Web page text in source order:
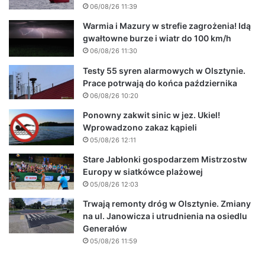
06/08/26 11:39
Warmia i Mazury w strefie zagrożenia! Idą
gwałtowne burze i wiatr do 100 km/h
06/08/26 11:30
Testy 55 syren alarmowych w Olsztynie.
Prace potrwają do końca października
06/08/26 10:20
Ponowny zakwit sinic w jez. Ukiel!
Wprowadzono zakaz kąpieli
05/08/26 12:11
Stare Jabłonki gospodarzem Mistrzostw
Europy w siatkówce plażowej
05/08/26 12:03
Trwają remonty dróg w Olsztynie. Zmiany
na ul. Janowicza i utrudnienia na osiedlu
Generałów
05/08/26 11:59